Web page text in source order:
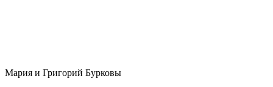
Мария и Григорий Бурковы